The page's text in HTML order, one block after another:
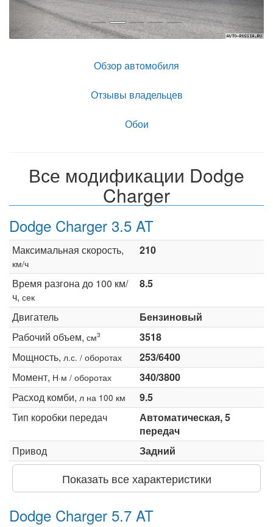
Обзор автомобиля
Отзывы владельцев
Обои
Все модификации Dodge
Charger
Dodge Charger 3.5 AT
Максимальная скорость,
км/ч
210
Время разгона до 100 км/
ч, сек
8.5
Двигатель
Бензиновый
Рабочий объем, см3
3518
Мощность, л.с. / оборотах
253/6400
Момент, Н·м / оборотах
340/3800
Расход комби, л на 100 км
9.5
Тип коробки передач
Автоматическая, 5
передач
Привод
Задний
Показать все характеристики
Dodge Charger 5.7 AT